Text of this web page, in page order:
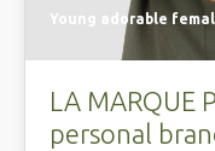
LA MARQUE
personal